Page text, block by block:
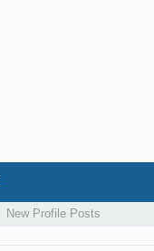
New Profile Posts